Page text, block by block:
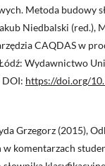
Metoda budowy
Niedbalski (red.),
CAQDAS w
Wydawnictwo
DOI: https://doi.org/
Grzegorz (2015),
komentarzach